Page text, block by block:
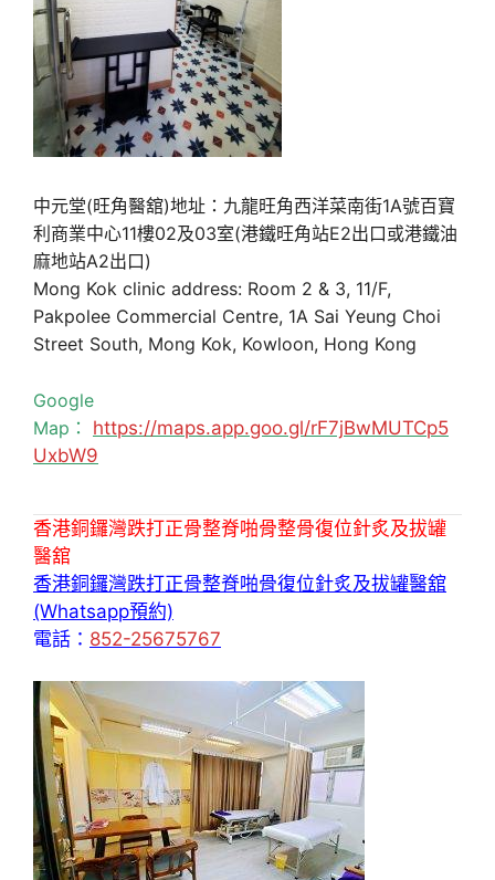
中元堂(旺角醫舘)地址：九龍旺角西洋菜南街1A號百寶
利商業中心11樓02及03室(港鐵旺角站E2出口或港鐵油
麻地站A2出口)
Mong Kok clinic address: Room 2 & 3, 11/F,
Pakpolee Commercial Centre, 1A Sai Yeung Choi
Street South, Mong Kok, Kowloon, Hong Kong
Google
Map： https://maps.app.goo.gl/rF7jBwMUTCp5
UxbW9
香港銅鑼灣跌打正骨整脊啪骨整骨復位針炙及拔罐
醫舘
香港銅鑼灣跌打正骨整脊啪骨復位針炙及拔罐醫舘
(Whatsapp預約)
電話： 852-25675767